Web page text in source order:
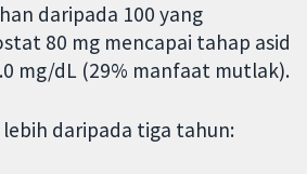
daripada 100 yang
80 mg mencapai tahap asid
mg/dL (29% manfaat mutlak).
lebih daripada tiga tahun: